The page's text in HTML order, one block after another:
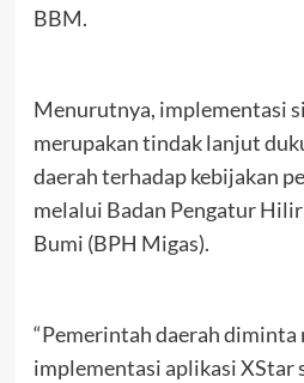
BBM.
Menurutnya, implementasi
merupakan tindak lanjut
daerah terhadap kebijakan
melalui Badan Pengatur
Bumi (BPH Migas).
“Pemerintah daerah diminta
implementasi aplikasi XStar